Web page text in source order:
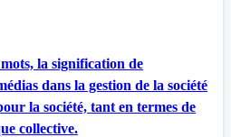
la signification de
dans la gestion de la société
la société, tant en termes de
collective.